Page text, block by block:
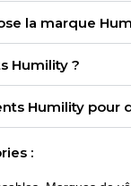
la marque
Humility ?
Humility pour
: